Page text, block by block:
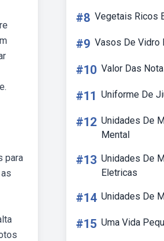
para
#8 Vegetais Ricos
#9 Vasos De Vidro
#10 Valor Das
#11 Uniforme De
#12 Unidades De
Mental
#13 Unidades De
Eletricas
#14 Unidades De
#15 Uma Vida